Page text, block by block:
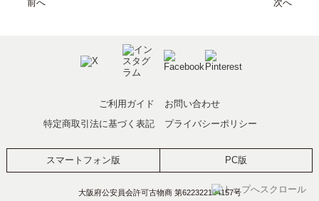
前へ 次へ
ご利用ガイド
お問い合わせ
特定商取引法に基づく表記
プライバシーポリシー
スマートフォン版 PC版
大阪府公安員会許可古物商 第622322104157号